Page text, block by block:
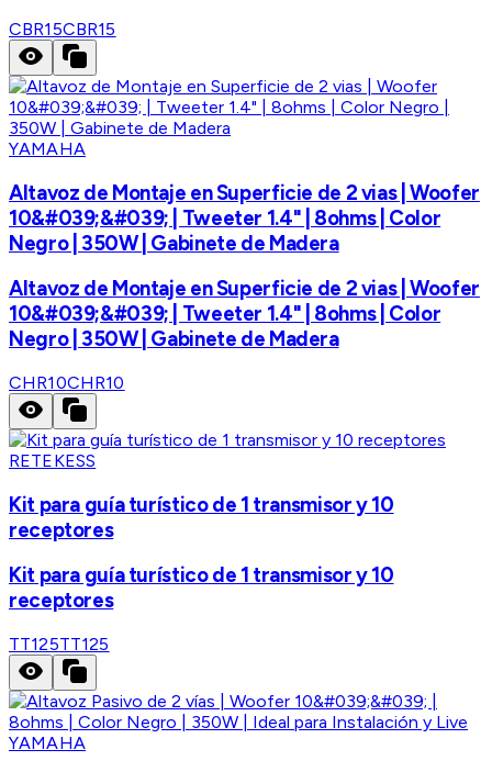
CBR15CBR15
YAMAHA
Altavoz de Montaje en Superficie de 2 vias | Woofer
10&#039;&#039; | Tweeter 1.4" | 8ohms | Color
Negro | 350W | Gabinete de Madera
Altavoz de Montaje en Superficie de 2 vias | Woofer
10&#039;&#039; | Tweeter 1.4" | 8ohms | Color
Negro | 350W | Gabinete de Madera
CHR10CHR10
RETEKESS
Kit para guía turístico de 1 transmisor y 10
receptores
Kit para guía turístico de 1 transmisor y 10
receptores
TT125TT125
YAMAHA